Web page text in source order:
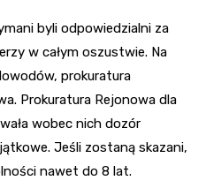
byli odpowiedzialni za
w całym oszustwie. Na
prokuratura
Prokuratura Rejonowa dla
wobec nich dozór
Jeśli zostaną skazani,
nawet do 8 lat.